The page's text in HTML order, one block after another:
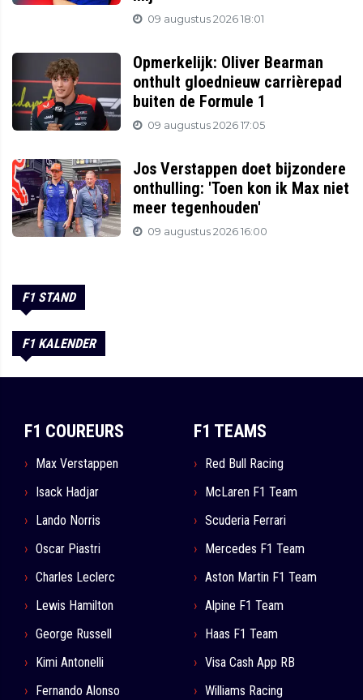
09 augustus 2026 18:01
Opmerkelijk: Oliver Bearman
onthult gloednieuw carrièrepad
buiten de Formule 1
09 augustus 2026 17:05
Jos Verstappen doet bijzondere
onthulling: 'Toen kon ik Max niet
meer tegenhouden'
09 augustus 2026 16:00
F1 STAND
F1 KALENDER
F1 COUREURS
Max Verstappen
Isack Hadjar
Lando Norris
Oscar Piastri
Charles Leclerc
Lewis Hamilton
George Russell
Kimi Antonelli
Fernando Alonso
F1 TEAMS
Red Bull Racing
McLaren F1 Team
Scuderia Ferrari
Mercedes F1 Team
Aston Martin F1 Team
Alpine F1 Team
Haas F1 Team
Visa Cash App RB
Williams Racing